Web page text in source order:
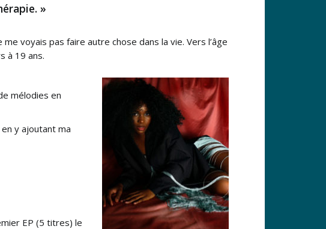
»
voyais pas faire autre chose dans la vie. Vers l’âge
à 19 ans.
mélodies en
en y ajoutant ma
EP (5 titres) le